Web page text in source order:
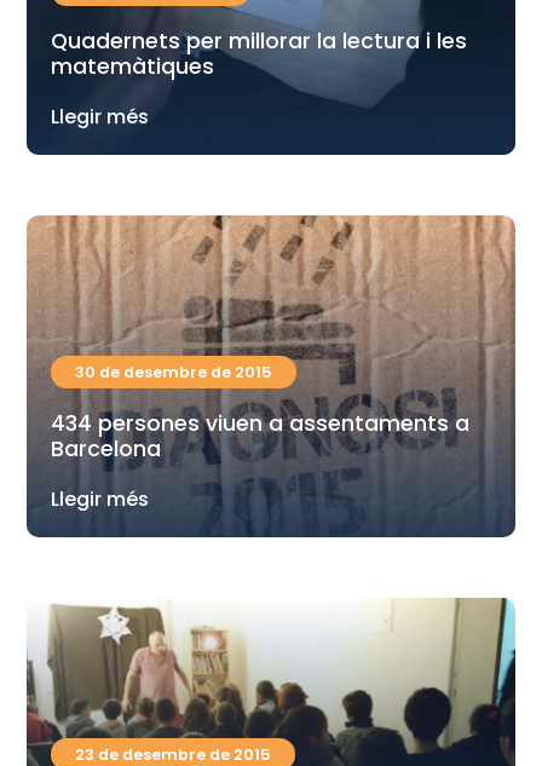
Quadernets per millorar la lectura i les
matemàtiques
Llegir més
434 persones viuen a assentaments a
Barcelona
30 de desembre de 2015
Llegir més
23 de desembre de 2015